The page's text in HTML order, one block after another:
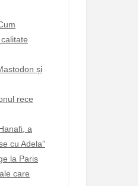
și
rece
a
cu Adela”
la Paris
care